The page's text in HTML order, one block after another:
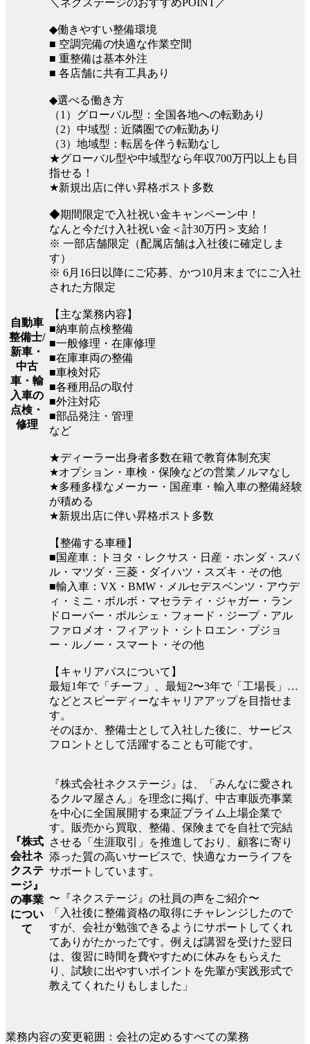
自動車
整備士/
新車・
中古
車・輸
入車の
点検・
修理
＼ネクステージのおすすめPOINT／
◆働きやすい整備環境
■ 空調完備の快適な作業空間
■ 重整備は基本外注
■ 各店舗に共有工具あり
◆選べる働き方
（1）グローバル型：全国各地への転勤あり
（2）中域型：近隣圏での転勤あり
（3）地域型：転居を伴う転勤なし
★グローバル型や中域型なら年収700万円以上も目
指せる！
★新規出店に伴い昇格ポスト多数
◆期間限定で入社祝い金キャンペーン中！
なんと今だけ入社祝い金＜計30万円＞支給！
※ 一部店舗限定（配属店舗は入社後に確定しま
す）
※ 6月16日以降にご応募、かつ10月末までにご入社
された方限定
【主な業務内容】
■納車前点検整備
■一般修理・在庫修理
■在庫車両の整備
■車検対応
■各種用品の取付
■外注対応
■部品発注・管理
など
★ディーラー出身者多数在籍で教育体制充実
★オプション・車検・保険などの営業ノルマなし
★多種多様なメーカー・国産車・輸入車の整備経験
が積める
★新規出店に伴い昇格ポスト多数
【整備する車種】
■国産車：トヨタ・レクサス・日産・ホンダ・スバ
ル・マツダ・三菱・ダイハツ・スズキ・その他
■輸入車：VX・BMW・メルセデスベンツ・アウデ
ィ・ミニ・ボルボ・マセラティ・ジャガー・ラン
ドローバー・ポルシェ・フォード・ジープ・アル
ファロメオ・フィアット・シトロエン・プジョ
ー・ルノー・スマート・その他
【キャリアパスについて】
最短1年で「チーフ」、最短2〜3年で「工場長」…
などとスピーディーなキャリアアップを目指せま
す。
そのほか、整備士として入社した後に、サービス
フロントとして活躍することも可能です。
『株式
会社ネ
クステ
ージ』
の事業
につい
て
『株式会社ネクステージ』は、「みんなに愛され
るクルマ屋さん」を理念に掲げ、中古車販売事業
を中心に全国展開する東証プライム上場企業で
す。販売から買取、整備、保険までを自社で完結
させる「生涯取引」を推進しており、顧客に寄り
添った質の高いサービスで、快適なカーライフを
サポートしています。
〜『ネクステージ』の社員の声をご紹介〜
「入社後に整備資格の取得にチャレンジしたので
すが、会社が勉強できるようにサポートしてくれ
てありがたかったです。例えば講習を受けた翌日
は、復習に時間を費やすために休みをもらえた
り、試験に出やすいポイントを先輩が実践形式で
教えてくれたりもしました」
業務内容の変更範囲：会社の定めるすべての業務